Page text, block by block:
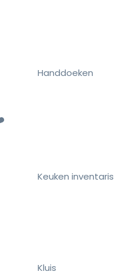
Handdoeken
Keuken inventaris
Kluis